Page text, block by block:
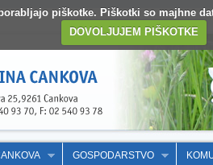
piškotke. Piškotki so majhne
DOVOLJUJEM PIŠKOTKE
GOSPODARSTVO